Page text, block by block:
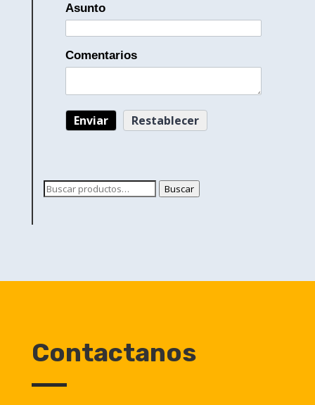
Asunto
Comentarios
Buscar
Buscar
Contactanos